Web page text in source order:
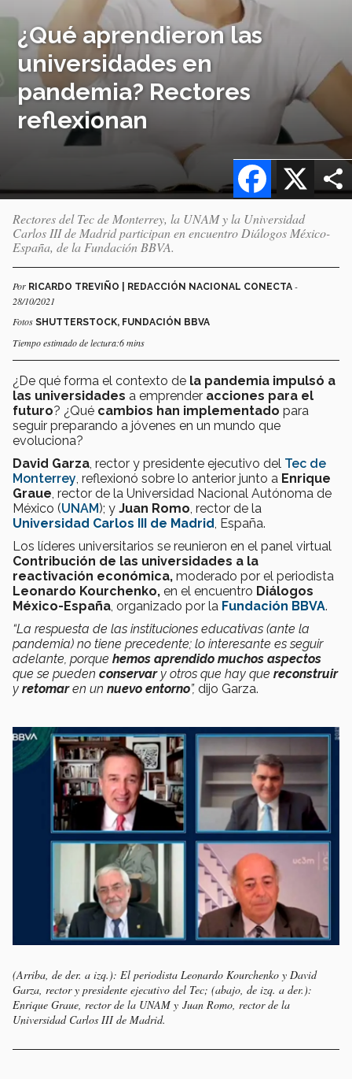
¿Qué aprendieron las
universidades en
pandemia? Rectores
reflexionan
X
Facebook
Rectores del Tec de Monterrey, la UNAM y la Universidad
Carlos III de Madrid participan en encuentro Diálogos México-
España, de la Fundación BBVA.
Por RICARDO TREVIÑO | REDACCIÓN NACIONAL CONECTA -
28/10/2021
Fotos SHUTTERSTOCK, FUNDACIÓN BBVA
Tiempo estimado de lectura:6 mins
¿De qué forma el contexto de la pandemia impulsó a
las universidades a emprender acciones para el
futuro? ¿Qué cambios han implementado para
seguir preparando a jóvenes en un mundo que
evoluciona?
David Garza , rector y presidente ejecutivo del Tec de
Monterrey , reflexionó sobre lo anterior junto a Enrique
Graue , rector de la Universidad Nacional Autónoma de
México (UNAM); y Juan Romo , rector de la
Universidad Carlos III de Madrid , España.
Los líderes universitarios se reunieron en el panel virtual
Contribución de las universidades a la
reactivación económica, moderado por el periodista
Leonardo Kourchenko, en el encuentro Diálogos
México-España , organizado por la Fundación BBVA.
“La respuesta de las instituciones educativas (ante la
pandemia) no tiene precedente; lo interesante es seguir
adelante, porque hemos aprendido muchos aspectos
que se pueden conservar y otros que hay que reconstruir
y retomaren un nuevo entorno”, dijo Garza.
(Arriba, de der. a izq.): El periodista Leonardo Kourchenko y David
Garza, rector y presidente ejecutivo del Tec; (abajo, de izq. a der.):
Enrique Graue, rector de la UNAM y Juan Romo, rector de la
Universidad Carlos III de Madrid.